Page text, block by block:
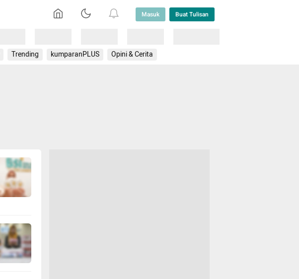
Masuk Buat Tulisan
Trending kumparanPLUS Opini & Cerita